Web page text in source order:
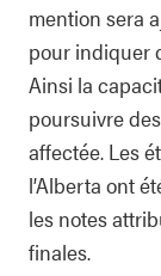
mention sera
pour indiquer
Ainsi la
poursuivre
affectée. Les
l’Alberta ont
les notes
finales.